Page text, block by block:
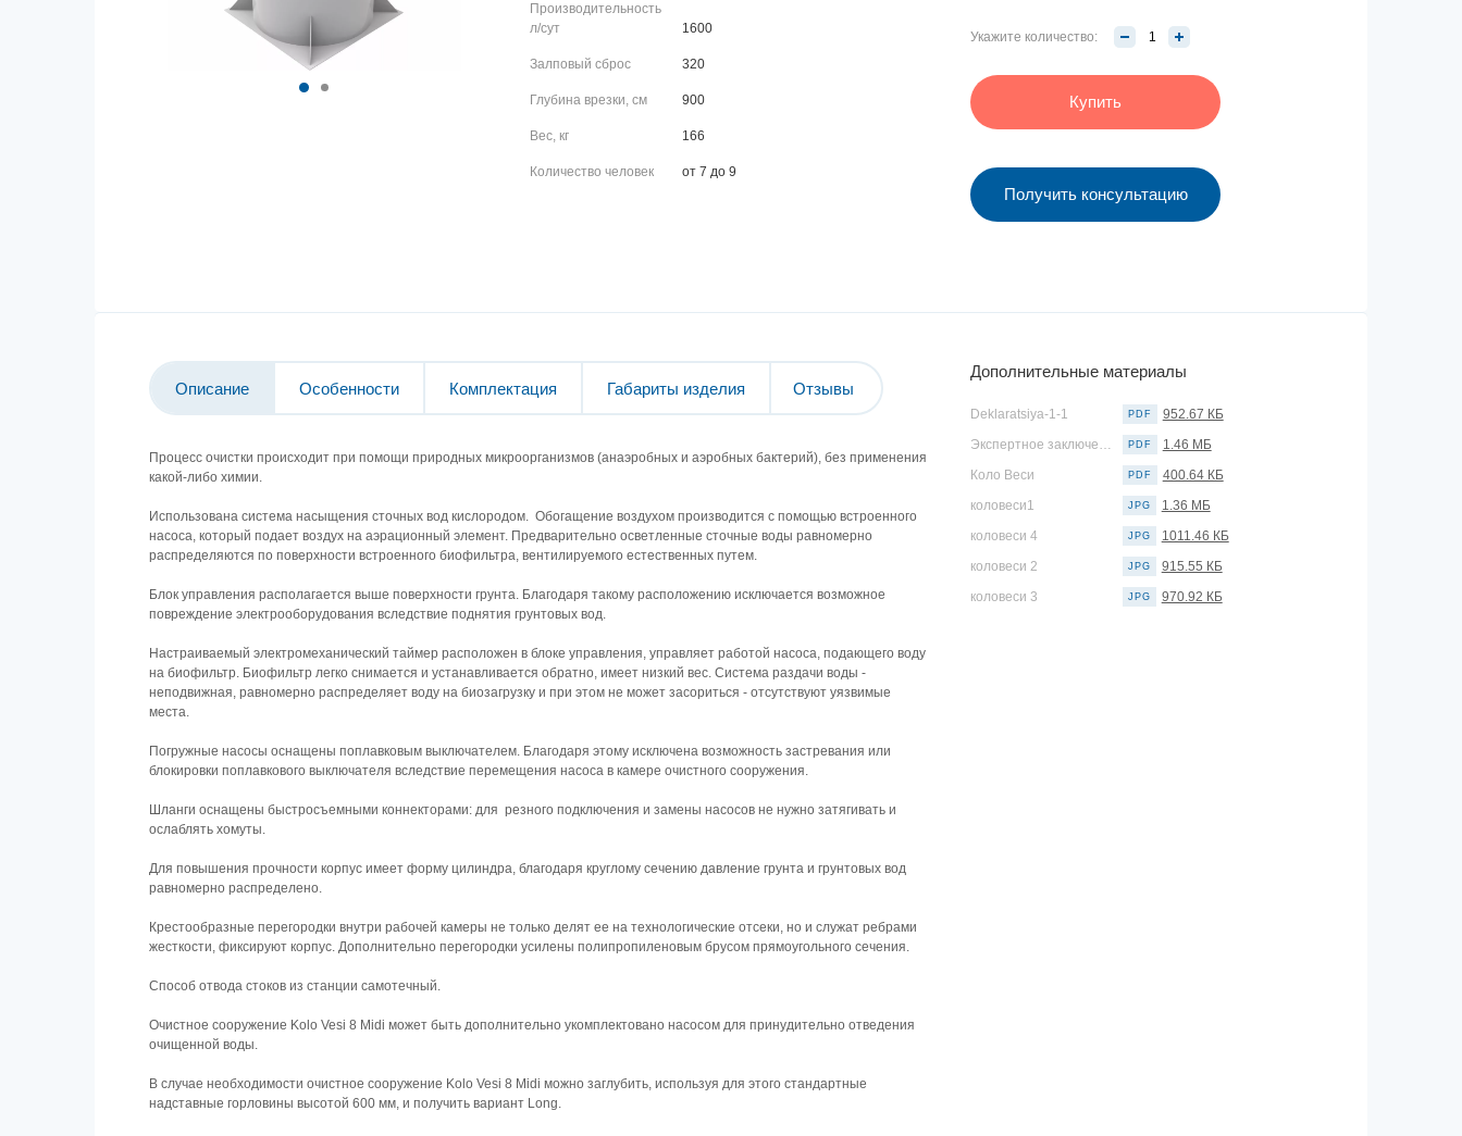
Производительность
л/сут
1600
Залповый сброс 320
Глубина врезки, см 900
Вес, кг 166
Количество человек от 7 до 9
Укажите количество:
Купить
Получить консультацию
Описание Особенности Комплектация Габариты изделия Отзывы
Процесс очистки происходит при помощи природных микроорганизмов (анаэробных и аэробных бактерий), без применения
какой-либо химии.
Использована система насыщения сточных вод кислородом. Обогащение воздухом производится с помощью встроенного
насоса, который подает воздух на аэрационный элемент. Предварительно осветленные сточные воды равномерно
распределяются по поверхности встроенного биофильтра, вентилируемого естественных путем.
Блок управления располагается выше поверхности грунта. Благодаря такому расположению исключается возможное
повреждение электрооборудования вследствие поднятия грунтовых вод.
Настраиваемый электромеханический таймер расположен в блоке управления, управляет работой насоса, подающего воду
на биофильтр. Биофильтр легко снимается и устанавливается обратно, имеет низкий вес. Система раздачи воды -
неподвижная, равномерно распределяет воду на биозагрузку и при этом не может засориться - отсутствуют уязвимые
места.
Погружные насосы оснащены поплавковым выключателем. Благодаря этому исключена возможность застревания или
блокировки поплавкового выключателя вследствие перемещения насоса в камере очистного сооружения.
Шланги оснащены быстросъемными коннекторами: для резного подключения и замены насосов не нужно затягивать и
ослаблять хомуты.
Для повышения прочности корпус имеет форму цилиндра, благодаря круглому сечению давление грунта и грунтовых вод
равномерно распределено.
Крестообразные перегородки внутри рабочей камеры не только делят ее на технологические отсеки, но и служат ребрами
жесткости, фиксируют корпус. Дополнительно перегородки усилены полипропиленовым брусом прямоугольного сечения.
Способ отвода стоков из станции самотечный.
Очистное сооружение Kolo Vesi 8 Midi может быть дополнительно укомплектовано насосом для принудительно отведения
очищенной воды.
В случае необходимости очистное сооружение Kolo Vesi 8 Midi можно заглубить, используя для этого стандартные
надставные горловины высотой 600 мм, и получить вариант Long.
Дополнительные материалы
Deklaratsiya-1-1 PDF
952.67 КБ
Экспертное заключение
PDF
1.46 МБ
Коло Веси
PDF
400.64 КБ
коловеси1
JPG
1.36 МБ
коловеси 4
JPG
1011.46 КБ
коловеси 2
JPG
915.55 КБ
коловеси 3
JPG 970.92 КБ